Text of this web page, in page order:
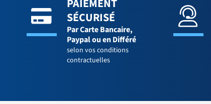
PAIEMENT
SÉCURISÉ
Par Carte Bancaire,
Paypal ou en Différé
selon vos conditions
contractuelles